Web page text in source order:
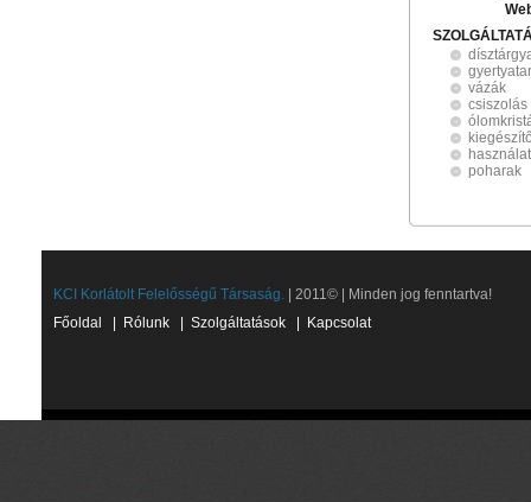
vázák
csiszolás
poharak
KCI Korlátolt Felelősségű Társaság. | 2011© | Minden jog fenntartva!
Főoldal
Rólunk Szolgáltatások Kapcsolat